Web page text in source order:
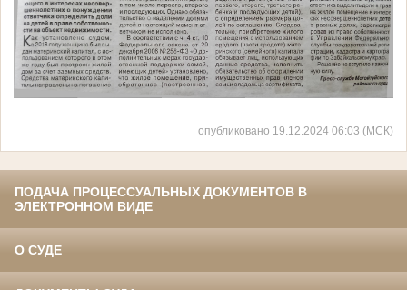
опубликовано 19.12.2024 06:03 (МСК)
ПОДАЧА ПРОЦЕССУАЛЬНЫХ ДОКУМЕНТОВ В
ЭЛЕКТРОННОМ ВИДЕ
О СУДЕ